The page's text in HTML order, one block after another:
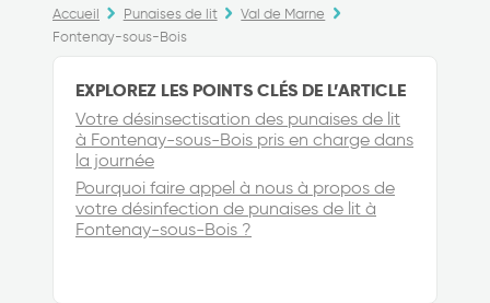
Accueil Punaises de lit
Val de Marne
Fontenay-sous-Bois
EXPLOREZ LES POINTS CLÉS DE L’ARTICLE
Votre désinsectisation des punaises de lit
à Fontenay-sous-Bois pris en charge dans
la journée
Pourquoi faire appel à nous à propos de
votre désinfection de punaises de lit à
Fontenay-sous-Bois ?